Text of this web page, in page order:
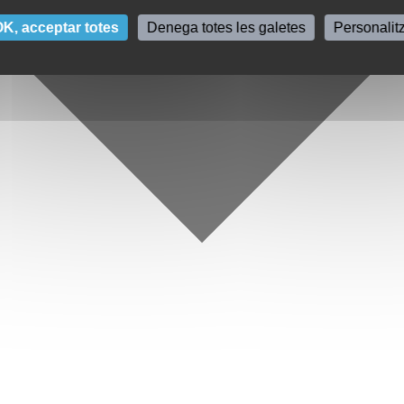
acceptar totes Denega totes les galetes